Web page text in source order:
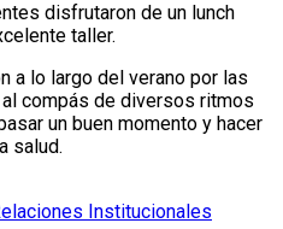
disfrutaron de un lunch
taller.
a lo largo del verano por las
compás de diversos ritmos
un buen momento y hacer
salud.
Institucionales